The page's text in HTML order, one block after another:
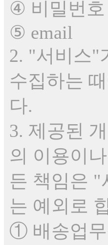
④ 비밀번호
⑤ email
2. "서비스"
수집하는
다.
3. 제공된
의 이용이
든 책임은 "
는 예외로
① 배송업무